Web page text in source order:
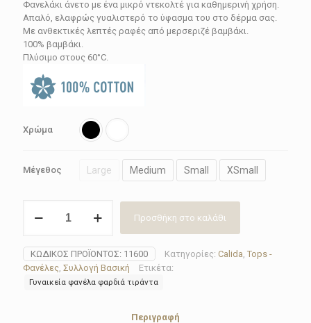
Φανελάκι άνετο με ένα μικρό ντεκολτέ για καθημερινή χρήση.
Απαλό, ελαφρώς γυαλιστερό το ύφασμα του στο δέρμα σας.
Με ανθεκτικές λεπτές ραφές από μερσεριζέ βαμβάκι.
100% βαμβάκι.
Πλύσιμο στους 60°C.
Χρώμα
Μέγεθος Large Medium Small XSmall
γυναικεία
11600(Black-
White)
ποσότητα
Προσθήκη στο καλάθι
ΚΩΔΙΚΌΣ ΠΡΟΪΌΝΤΟΣ: 11600 Κατηγορίες: Calida Tops -
Φανέλες Συλλογή Βασική Ετικέτα:
Γυναικεία φανέλα φαρδιά τιράντα
Περιγραφή